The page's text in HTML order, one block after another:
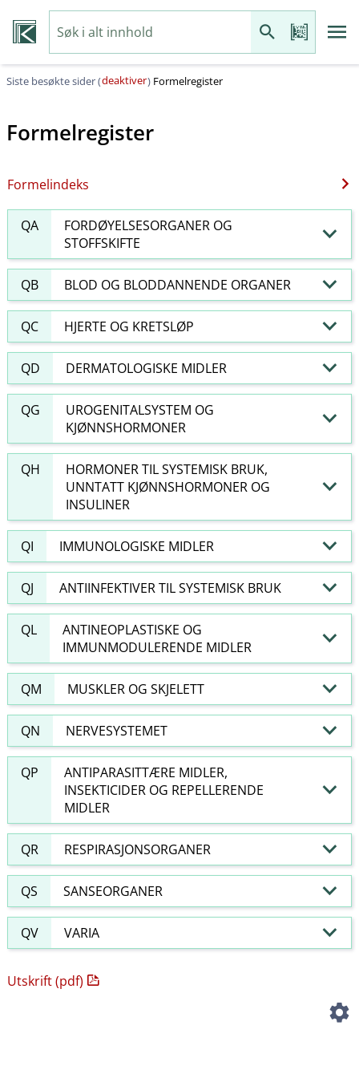
Siste besøkte sider (deaktiver) Formelregister
Formelregister
Formelindeks
QA
FORDØYELSESORGANER OG
STOFFSKIFTE
QB BLOD OG BLODDANNENDE ORGANER
QC HJERTE OG KRETSLØP
QD DERMATOLOGISKE MIDLER
QG
UROGENITALSYSTEM OG
KJØNNSHORMONER
QH
HORMONER TIL SYSTEMISK BRUK,
UNNTATT KJØNNSHORMONER OG
INSULINER
QI IMMUNOLOGISKE MIDLER
QJ ANTIINFEKTIVER TIL SYSTEMISK BRUK
QL
ANTINEOPLASTISKE OG
IMMUNMODULERENDE MIDLER
QM MUSKLER OG SKJELETT
QN NERVESYSTEMET
QP
ANTIPARASITTÆRE MIDLER,
INSEKTICIDER OG REPELLERENDE
MIDLER
QR RESPIRASJONSORGANER
QS SANSEORGANER
QV VARIA
Utskrift (pdf)